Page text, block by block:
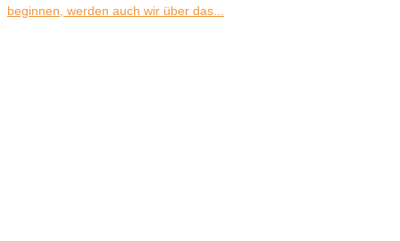
beginnen, werden auch wir über das...